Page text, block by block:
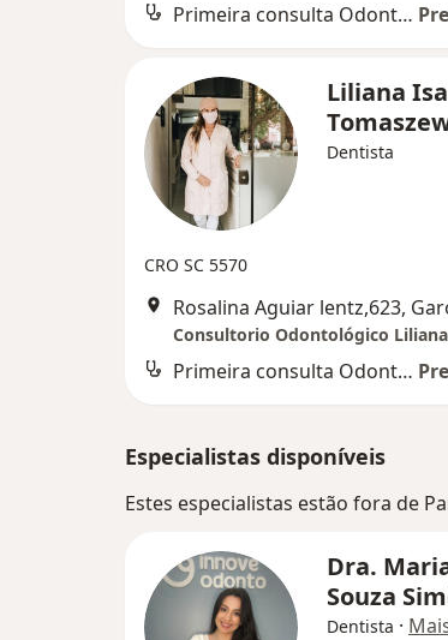
Primeira consulta Odontológica
Liliana
Dentista
CRO SC 5570
Rosalina Aguiar lentz,623,
Consultorio Odontológico
Primeira consulta Odontológica
Especialistas disponíveis
Estes especialistas estão fora de
Dra.
Souza
Dentista ·